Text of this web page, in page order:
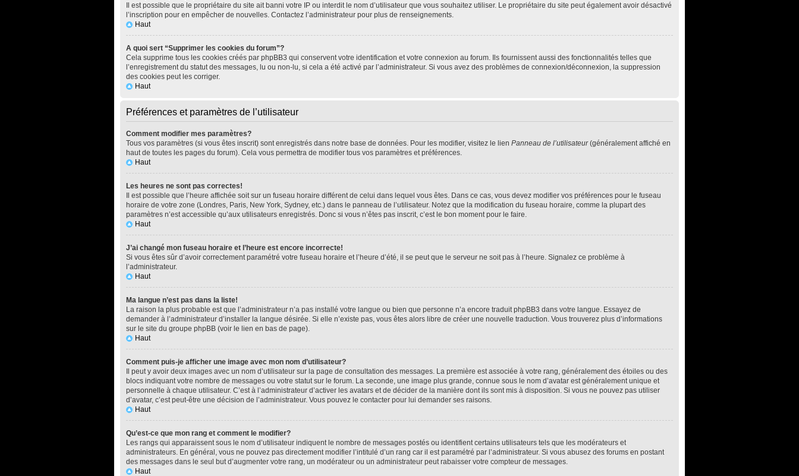
Il est possible que le propriétaire du site ait banni votre IP ou interdit le nom d’utilisateur que vous souhaitez utiliser. Le propriétaire du site peut également avoir désactivé
l’inscription pour en empêcher de nouvelles. Contactez l’administrateur pour plus de renseignements.
Haut
A quoi sert “Supprimer les cookies du forum”?
Cela supprime tous les cookies créés par phpBB3 qui conservent votre identification et votre connexion au forum. Ils fournissent aussi des fonctionnalités telles que
l’enregistrement du statut des messages, lu ou non-lu, si cela a été activé par l’administrateur. Si vous avez des problèmes de connexion/déconnexion, la suppression
des cookies peut les corriger.
Haut
Préférences et paramètres de l’utilisateur
Comment modifier mes paramètres?
Tous vos paramètres (si vous êtes inscrit) sont enregistrés dans notre base de données. Pour les modifier, visitez le lien Panneau de l’utilisateur(généralement affiché en
haut de toutes les pages du forum). Cela vous permettra de modifier tous vos paramètres et préférences.
Haut
Les heures ne sont pas correctes!
Il est possible que l’heure affichée soit sur un fuseau horaire différent de celui dans lequel vous êtes. Dans ce cas, vous devez modifier vos préférences pour le fuseau
horaire de votre zone (Londres, Paris, New York, Sydney, etc.) dans le panneau de l’utilisateur. Notez que la modification du fuseau horaire, comme la plupart des
paramètres n’est accessible qu’aux utilisateurs enregistrés. Donc si vous n’êtes pas inscrit, c’est le bon moment pour le faire.
Haut
J’ai changé mon fuseau horaire et l’heure est encore incorrecte!
Si vous êtes sûr d’avoir correctement paramétré votre fuseau horaire et l’heure d’été, il se peut que le serveur ne soit pas à l’heure. Signalez ce problème à
l’administrateur.
Haut
Ma langue n’est pas dans la liste!
La raison la plus probable est que l’administrateur n’a pas installé votre langue ou bien que personne n’a encore traduit phpBB3 dans votre langue. Essayez de
demander à l’administrateur d’installer la langue désirée. Si elle n’existe pas, vous êtes alors libre de créer une nouvelle traduction. Vous trouverez plus d’informations
sur le site du groupe phpBB (voir le lien en bas de page).
Haut
Comment puis-je afficher une image avec mon nom d’utilisateur?
Il peut y avoir deux images avec un nom d’utilisateur sur la page de consultation des messages. La première est associée à votre rang, généralement des étoiles ou des
blocs indiquant votre nombre de messages ou votre statut sur le forum. La seconde, une image plus grande, connue sous le nom d’avatar est généralement unique et
personnelle à chaque utilisateur. C’est à l’administrateur d’activer les avatars et de décider de la manière dont ils sont mis à disposition. Si vous ne pouvez pas utiliser
d’avatar, c’est peut-être une décision de l’administrateur. Vous pouvez le contacter pour lui demander ses raisons.
Haut
Qu’est-ce que mon rang et comment le modifier?
Les rangs qui apparaissent sous le nom d’utilisateur indiquent le nombre de messages postés ou identifient certains utilisateurs tels que les modérateurs et
administrateurs. En général, vous ne pouvez pas directement modifier l’intitulé d’un rang car il est paramétré par l’administrateur. Si vous abusez des forums en postant
des messages dans le seul but d’augmenter votre rang, un modérateur ou un administrateur peut rabaisser votre compteur de messages.
Haut